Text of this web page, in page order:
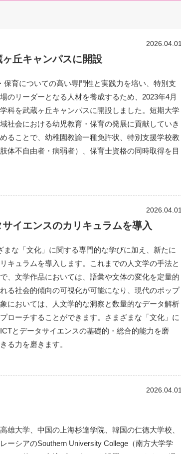
2026.04.01
丘キャンパスに開設
保育についての高い専門性と実践力を培い、特別支
のリーダーとなる人材を養成するため、2023年4月
科を武蔵ヶ丘キャンパスに開設しました。短期大学
社会における幼児教育・保育の発展に貢献していき
ることで、幼稚園教諭一種免許状、特別支援学校教
体不自由者・病弱者）、保育士資格の同時取得を目
2026.04.01
イエンスのカリキュラムを導入
まな「文化」に関する専門的な学びに加え、新たに
キュラムを導入します。これまでの人文学の手法と
、文学作品においては、語彙や文体の変化を定量的
る社会的傾向の可視化が可能になり、現代のポップ
においては、人文学的な洞察と数量的なデータ解析
ローチすることができます。さまざまな「文化」に
とデータサイエンスの基礎的・総合的能力を磨
る力を磨きます。
2026.04.01
雄大学、中国の上海杉達学院、韓国の仁徳大学校、
ーシアのSouthern University College（南方大学学